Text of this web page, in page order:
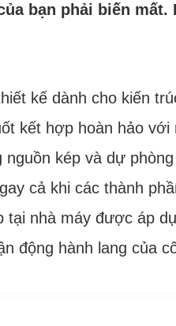
bạn phải biến
kế dành cho kiến
kết hợp hoàn hảo
kép và dự
cả khi các thành
nhà máy được áp
động hành lang của